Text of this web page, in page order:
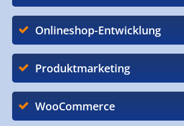
Onlineshop-Entwicklung
Produktmarketing
WooCommerce